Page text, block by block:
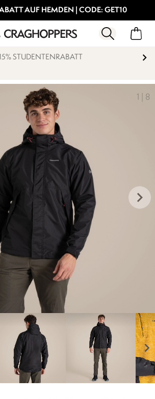
AUF HEMDEN | CODE: GET10
15% STUDENTENRABATT
1 8
keyboard_arrow_right
chevron_right